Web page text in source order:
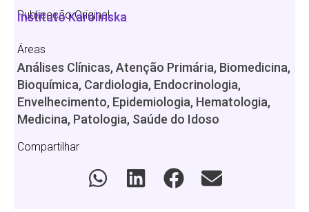
Publicação Original
Instituto Karolinska
Áreas
Análises Clínicas, Atenção Primária, Biomedicina,
Bioquímica, Cardiologia, Endocrinologia,
Envelhecimento, Epidemiologia, Hematologia,
Medicina, Patologia, Saúde do Idoso
Compartilhar